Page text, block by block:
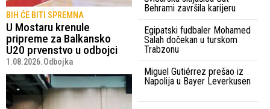
BIH ĆE BITI SPREMNA
U Mostaru krenule
pripreme za Balkansko
U20 prvenstvo u odbojci
1.08.2026.Odbojka
Behrami završila karijeru
Egipatski fudbaler Mohamed
Salah dočekan u turskom
Trabzonu
Miguel Gutiérrez prešao iz
Napolija u Bayer Leverkusen